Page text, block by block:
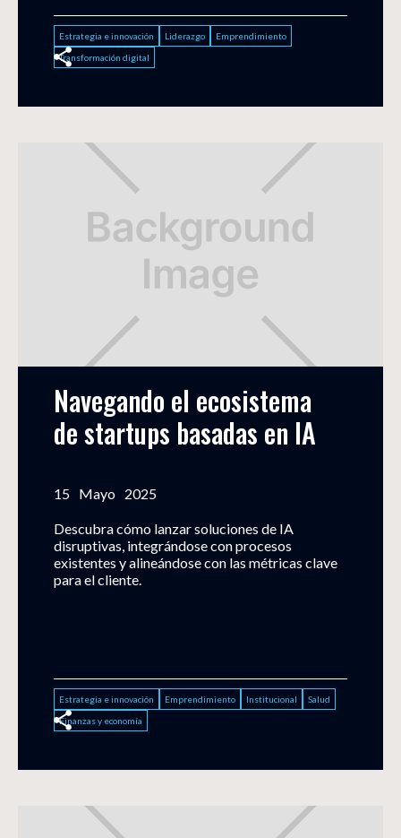
Estrategia e innovación Liderazgo
Emprendimiento
Transformación digital
Navegando el ecosistema
de startups basadas en IA
15 Mayo 2025
Descubra cómo lanzar soluciones de IA
disruptivas, integrándose con procesos
existentes y alineándose con las métricas clave
para el cliente.
Estrategia e innovación Emprendimiento Institucional
Salud
Finanzas y economía